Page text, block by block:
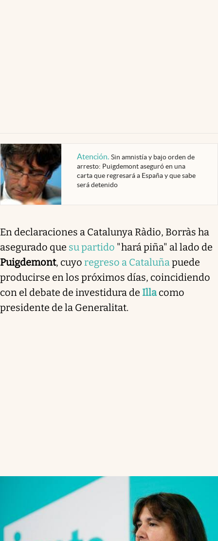
Atención. Sin amnistía y bajo orden de
arresto: Puigdemont aseguró en una
carta que regresará a España y que sabe
será detenido
En declaraciones a Catalunya Ràdio, Borràs ha
asegurado que su partido "hará piña" al lado de
Puigdemont, cuyo regreso a Cataluña puede
producirse en los próximos días, coincidiendo
con el debate de investidura de Illacomo
presidente de la Generalitat.